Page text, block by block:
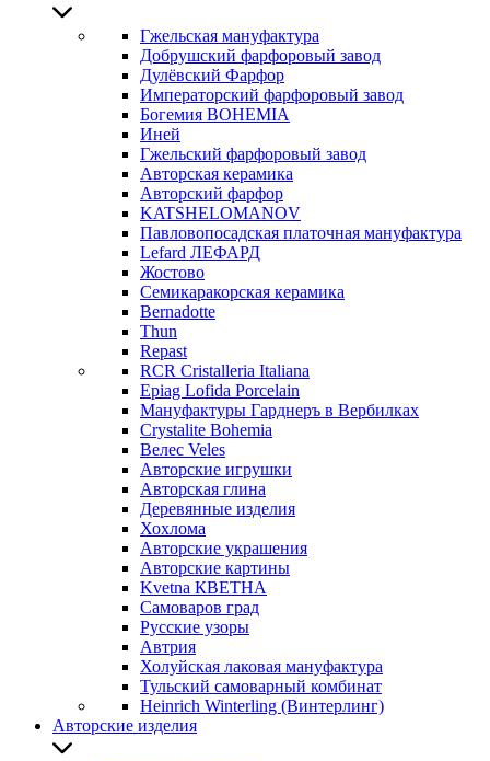
Гжельская мануфактура
Добрушский фарфоровый завод
Дулёвский Фарфор
Императорский фарфоровый завод
Богемия BOHEMIA
Иней
Гжельский фарфоровый завод
Авторская керамика
Авторский фарфор
KATSHELOMANOV
Павловопосадская платочная мануфактура
Lefard ЛЕФАРД
Жостово
Семикаракорская керамика
Bernadotte
Thun
Repast
RCR Cristalleria Italiana
Epiag Lofida Porcelain
Мануфактуры Гарднеръ в Вербилках
Crystalite Bohemia
Велес Veles
Авторские игрушки
Авторская глина
Деревянные изделия
Хохлома
Авторские украшения
Авторские картины
Kvetna КВЕТНА
Самоваров град
Русские узоры
Автрия
Холуйская лаковая мануфактура
Тульский самоварный комбинат
Heinrich Winterling (Винтерлинг)
Авторские изделия